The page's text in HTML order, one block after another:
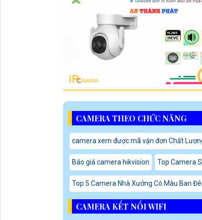
CAMERA THEO CHỨC NĂNG
camera xem được mã vận đơn Chất
Báo giá camera hikvision Top Camera
Top 5 Camera Nhà Xưởng Có Màu Ban
CAMERA KẾT NỐI WIFI